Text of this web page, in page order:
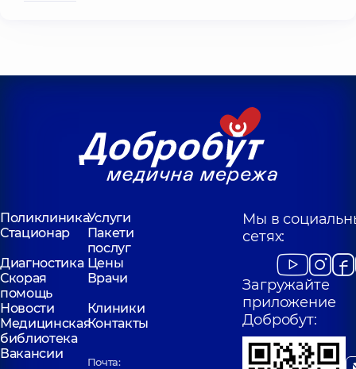
ПоликлиникаУслуги
Стационар
Пакети
послуг
Диагностика Цены
Скорая
помощь
Врачи
Новости
Клиники
Медицинская
библиотека
Контакты
Вакансии
Почта:
Мы в
сетях:
Загружайте
приложение
Добробут: